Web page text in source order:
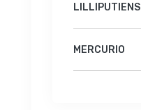
LILLIPUTIENS
MERCURIO